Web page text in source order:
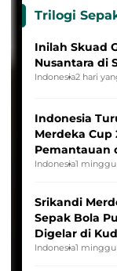
Trilogi
Inilah Skuad
Nusantara di
Indonesia2 hari
Indonesia
Merdeka Cup
Pemantauan
League
Indonesia1
Srikandi
Sepak Bola
Digelar di
Indonesia1